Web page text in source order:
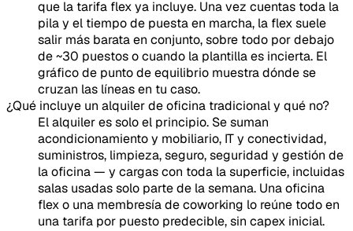
que la tarifa flex ya incluye. Una vez cuentas toda la
pila y el tiempo de puesta en marcha, la flex suele
salir más barata en conjunto, sobre todo por debajo
de ~30 puestos o cuando la plantilla es incierta. El
gráfico de punto de equilibrio muestra dónde se
cruzan las líneas en tu caso.
¿Qué incluye un alquiler de oficina tradicional y qué no?
El alquiler es solo el principio. Se suman
acondicionamiento y mobiliario, IT y conectividad,
suministros, limpieza, seguro, seguridad y gestión de
la oficina — y cargas con toda la superficie, incluidas
salas usadas solo parte de la semana. Una oficina
flex o una membresía de coworking lo reúne todo en
una tarifa por puesto predecible, sin capex inicial.